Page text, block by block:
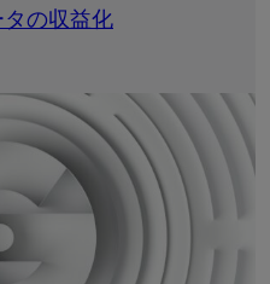
の収益化